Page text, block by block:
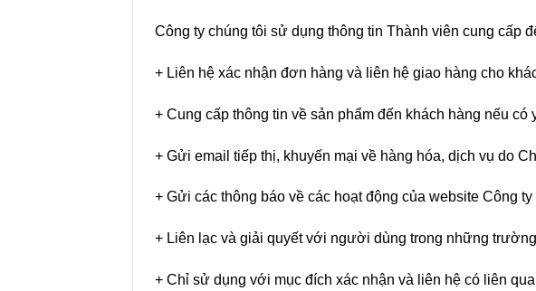
Công ty chúng tôi sử dụng thông tin Thành viên cung cấp
+ Liên hệ xác nhận đơn hàng và liên hệ giao hàng cho
+ Cung cấp thông tin về sản phẩm đến khách hàng nếu có
+ Gửi email tiếp thị, khuyến mại về hàng hóa, dịch vụ do
+ Gửi các thông báo về các hoạt động của website Công ty
+ Liên lạc và giải quyết với người dùng trong những
+ Chỉ sử dụng với mục đích xác nhận và liên hệ có liên